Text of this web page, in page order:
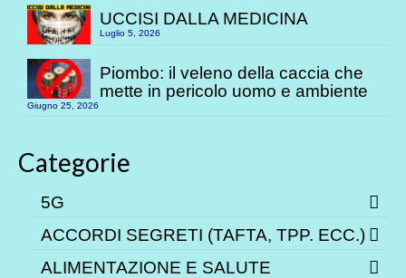
UCCISI DALLA MEDICINA
Luglio 5, 2026
Piombo: il veleno della caccia che
mette in pericolo uomo e ambiente
Giugno 25, 2026
Categorie
5G
ACCORDI SEGRETI (TAFTA, TPP. ECC.)
ALIMENTAZIONE E SALUTE